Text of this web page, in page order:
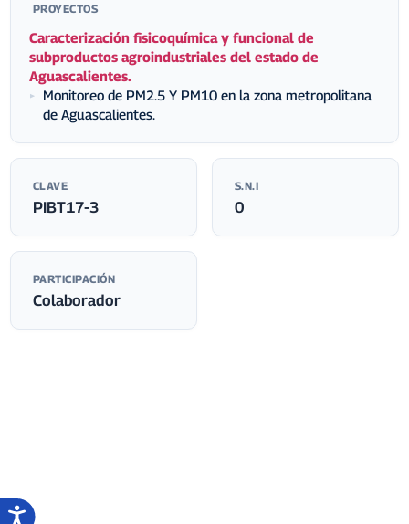
PROYECTOS
Caracterización fisicoquímica y funcional de
subproductos agroindustriales del estado de
Aguascalientes.
▶
Monitoreo de PM2.5 Y PM10 en la zona metropolitana
de Aguascalientes.
CLAVE
PIBT17-3
S.N.I
0
PARTICIPACIÓN
Colaborador